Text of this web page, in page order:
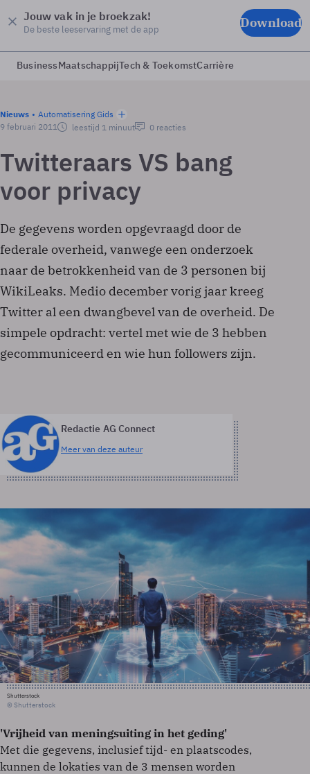
Jouw vak in je broekzak!
De beste leeservaring met de app Download
BusinessMaatschappijTech & ToekomstCarrière
Nieuws
Automatisering Gids
9 februari 2011
leestijd 1 minuut 0 reacties
Twitteraars VS bang
voor privacy
De gegevens worden opgevraagd door de
federale overheid, vanwege een onderzoek
naar de betrokkenheid van de 3 personen bij
WikiLeaks. Medio december vorig jaar kreeg
Twitter al een dwangbevel van de overheid. De
simpele opdracht: vertel met wie de 3 hebben
gecommuniceerd en wie hun followers zijn.
Redactie AG Connect
Meer van deze auteur
Shutterstock
© Shutterstock
'Vrijheid van meningsuiting in het geding'
Met die gegevens, inclusief tijd- en plaatscodes,
kunnen de lokaties van de 3 mensen worden